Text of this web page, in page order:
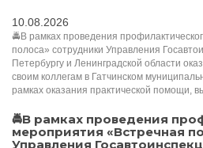
10.08.2026
🚔В рамках проведения
полоса» сотрудники Управления
Петербургу и Ленинградской области
своим коллегам в Гатчинском
рамках оказания практической помощи,
🚔В рамках проведения
мероприятия «Встречная
Управления